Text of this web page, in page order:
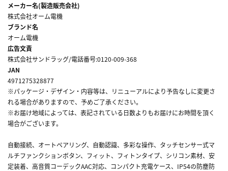
メーカー名(製造販売会社)
株式会社オーム電機
ブランド名
オーム電機
広告文責
株式会社サンドラッグ/電話番号:0120-009-368
JAN
4971275328877
※パッケージ・デザイン・内容等は、リニューアルにより予告なしに変更さ
れる場合がありますので、予めご了承ください。
※お届け地域によっては、表記されている日数よりもお届けにお時間を頂く
場合がございます。
自動接続、オートペアリング、自動認識、多彩な操作、タッチセンサー式マ
ルチファンクションボタン、フィット、フィトンタイプ、シリコン素材、安
定装着、高音質コーデックAAC対応、コンパクト充電ケース、IP54の防塵防